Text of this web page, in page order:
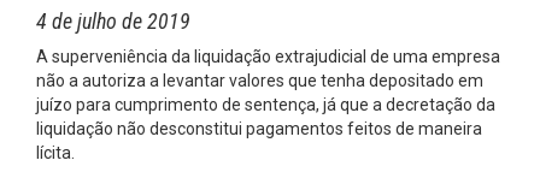
4 de julho de 2019
A superveniência da liquidação extrajudicial de uma empresa
não a autoriza a levantar valores que tenha depositado em
juízo para cumprimento de sentença, já que a decretação da
liquidação não desconstitui pagamentos feitos de maneira
lícita.